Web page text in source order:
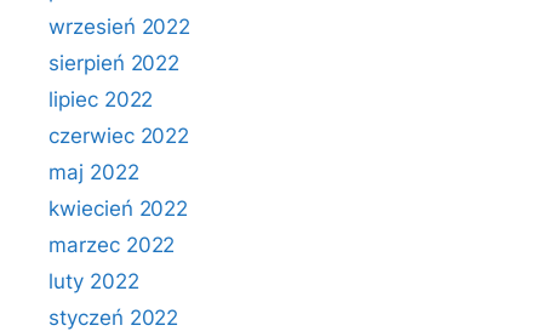
wrzesień 2022
sierpień 2022
lipiec 2022
czerwiec 2022
maj 2022
kwiecień 2022
marzec 2022
luty 2022
styczeń 2022